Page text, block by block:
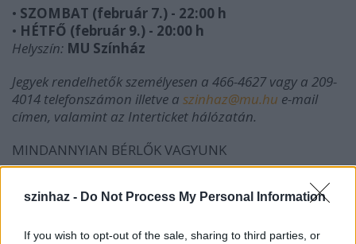
szinhaz - Do Not Process My Personal Information
If you wish to opt-out of the sale, sharing to third parties, or
• SZOMBAT (február 7.) - 22:00 h
• HÉTFŐ (február 9.) - 20:00 h
Helyszín: MU Színház
Jegyek rendelhetők személyesen a 466-4627 vagy a 209-
4014 telefonszámon illetve a szinhaz@mu.hu e-mail
címen, valamint az Interticket hálózatán.
MINDANNYIAN BÉRLŐK VAGYUNK
Egy hosszú utazás első állomása lesz - reméljük - a
Bérháztörténetek 01. Mondhatnánk azt is - a frissen
és uraim! Köszöntjük Önöket első albérletünkben!